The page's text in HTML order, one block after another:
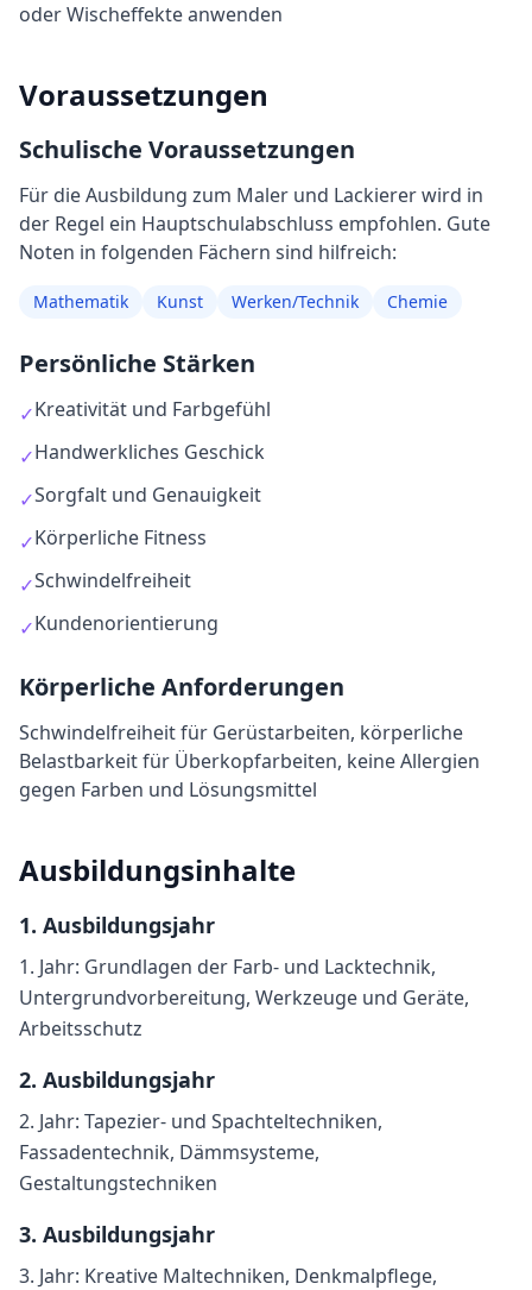
oder Wischeffekte anwenden
Voraussetzungen
Schulische Voraussetzungen
Für die Ausbildung zum Maler und Lackiererwird in
der Regel ein Hauptschulabschluss empfohlen. Gute
Noten in folgenden Fächern sind hilfreich:
Mathematik Kunst Werken/Technik Chemie
Persönliche Stärken
✓Kreativität und Farbgefühl
✓Handwerkliches Geschick
✓Sorgfalt und Genauigkeit
✓Körperliche Fitness
✓Schwindelfreiheit
✓Kundenorientierung
Körperliche Anforderungen
Schwindelfreiheit für Gerüstarbeiten, körperliche
Belastbarkeit für Überkopfarbeiten, keine Allergien
gegen Farben und Lösungsmittel
Ausbildungsinhalte
1. Ausbildungsjahr
1. Jahr: Grundlagen der Farb- und Lacktechnik,
Untergrundvorbereitung, Werkzeuge und Geräte,
Arbeitsschutz
2. Ausbildungsjahr
2. Jahr: Tapezier- und Spachteltechniken,
Fassadentechnik, Dämmsysteme,
Gestaltungstechniken
3. Ausbildungsjahr
3. Jahr: Kreative Maltechniken, Denkmalpflege,